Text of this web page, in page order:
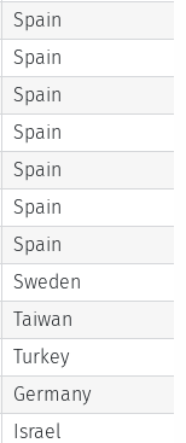
Spain
Spain
Spain
Spain
Spain
Spain
Spain
Sweden
Taiwan
Turkey
Germany
Israel